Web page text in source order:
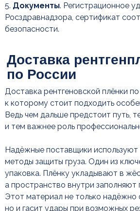
5. Документы. Регистрационное
Росздравнадзора, сертификат
безопасности.
Доставка рентгеновской плёнки
к которому стоит подходить
Ведь чем дальше предстоит путь,
и тем важнее роль
Надёжные поставщики используют
методы защиты груза. Один из
упаковка. Плёнку укладывают в
а пространство внутри заполняют
Этот материал не только надёжно
но и гасит удары при возможных
Заключение: как
и кому доверить поставки